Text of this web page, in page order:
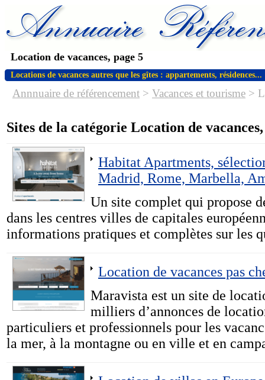
Location de vacances, page 5
Locations de vacances autres que les gîtes : appartements, résidences...
Annnuaire de référencement > Vacances et tourisme >
Sites de la catégorie Location de
Habitat Apartments,
Madrid, Rome, Marbella,
Un site complet qui propose
dans les centres villes de capitales
informations pratiques et complètes sur les
Location de vacances pas
Maravista est un site de
milliers d’annonces de
particuliers et professionnels pour les
la mer, à la montagne ou en ville et en